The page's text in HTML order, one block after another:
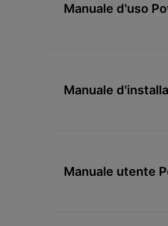
Manuale d'uso
Manuale
Manuale utente